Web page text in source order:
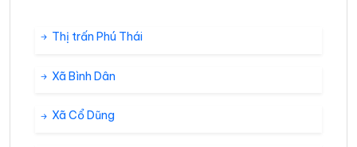
Thị trấn Phú Thái
Xã Bình Dân
Xã Cổ Dũng